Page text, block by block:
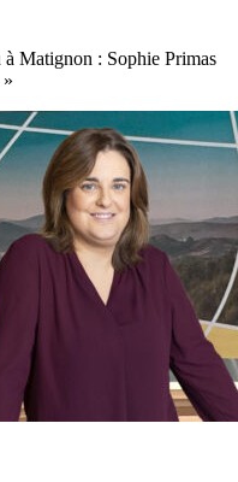
Matignon : Sophie Primas